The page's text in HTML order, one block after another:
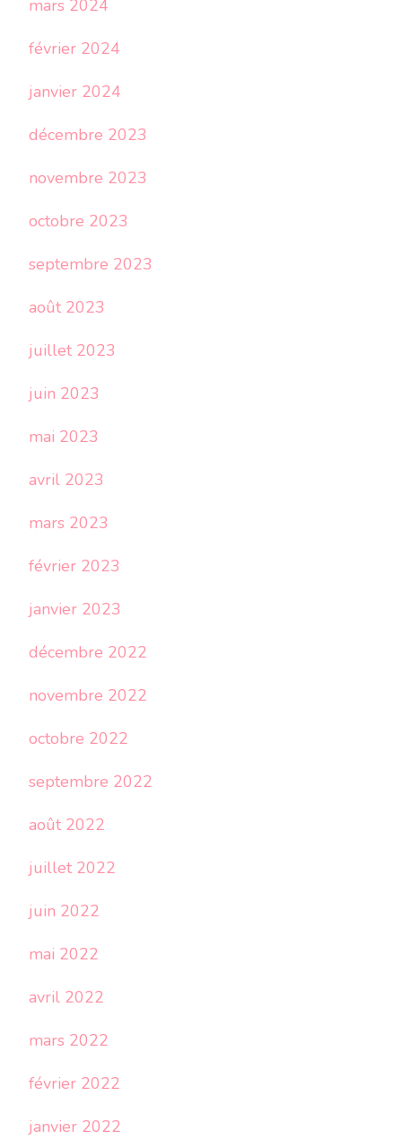
mars 2024
février 2024
janvier 2024
décembre 2023
novembre 2023
octobre 2023
septembre 2023
août 2023
juillet 2023
juin 2023
mai 2023
avril 2023
mars 2023
février 2023
janvier 2023
décembre 2022
novembre 2022
octobre 2022
septembre 2022
août 2022
juillet 2022
juin 2022
mai 2022
avril 2022
mars 2022
février 2022
janvier 2022